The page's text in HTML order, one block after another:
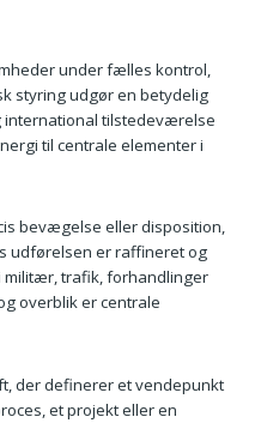
under fælles kontrol,
styring udgør en betydelig
international tilstedeværelse
til centrale elementer i
bevægelse eller disposition,
udførelsen er raffineret og
trafik, forhandlinger
overblik er centrale
der definerer et vendepunkt
et projekt eller en